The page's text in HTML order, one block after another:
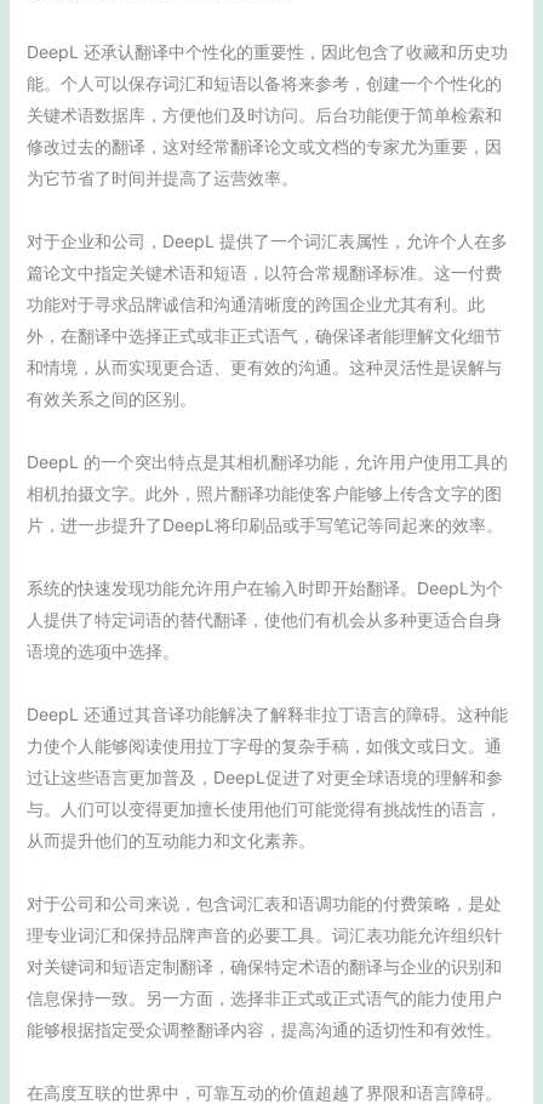
DeepL 还承认翻译中个性化的重要性，因此包含了收藏和历史功
能。个人可以保存词汇和短语以备将来参考，创建一个个性化的
关键术语数据库，方便他们及时访问。后台功能便于简单检索和
修改过去的翻译，这对经常翻译论文或文档的专家尤为重要，因
为它节省了时间并提高了运营效率。
对于企业和公司，DeepL 提供了一个词汇表属性，允许个人在多
篇论文中指定关键术语和短语，以符合常规翻译标准。这一付费
功能对于寻求品牌诚信和沟通清晰度的跨国企业尤其有利。此
外，在翻译中选择正式或非正式语气，确保译者能理解文化细节
和情境，从而实现更合适、更有效的沟通。这种灵活性是误解与
有效关系之间的区别。
DeepL 的一个突出特点是其相机翻译功能，允许用户使用工具的
相机拍摄文字。此外，照片翻译功能使客户能够上传含文字的图
片，进一步提升了DeepL将印刷品或手写笔记等同起来的效率。
系统的快速发现功能允许用户在输入时即开始翻译。DeepL为个
人提供了特定词语的替代翻译，使他们有机会从多种更适合自身
语境的选项中选择。
DeepL 还通过其音译功能解决了解释非拉丁语言的障碍。这种能
力使个人能够阅读使用拉丁字母的复杂手稿，如俄文或日文。通
过让这些语言更加普及，DeepL促进了对更全球语境的理解和参
与。人们可以变得更加擅长使用他们可能觉得有挑战性的语言，
从而提升他们的互动能力和文化素养。
对于公司和公司来说，包含词汇表和语调功能的付费策略，是处
理专业词汇和保持品牌声音的必要工具。词汇表功能允许组织针
对关键词和短语定制翻译，确保特定术语的翻译与企业的识别和
信息保持一致。另一方面，选择非正式或正式语气的能力使用户
能够根据指定受众调整翻译内容，提高沟通的适切性和有效性。
在高度互联的世界中，可靠互动的价值超越了界限和语言障碍。